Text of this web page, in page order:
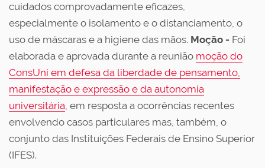
cuidados comprovadamente eficazes,
especialmente o isolamento e o distanciamento, o
uso de máscaras e a higiene das mãos. Moção - Foi
elaborada e aprovada durante a reunião moção do
ConsUni em defesa da liberdade de pensamento,
manifestação e expressão e da autonomia
universitária, em resposta a ocorrências recentes
envolvendo casos particulares mas, também, o
conjunto das Instituições Federais de Ensino Superior
(IFES).